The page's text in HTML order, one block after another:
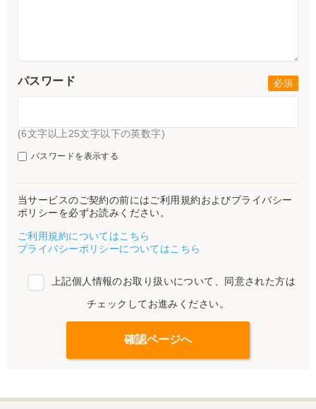
パスワード
(6文字以上25文字以下の英数字)
パスワードを表示する
当サービスのご契約の前にはご利用規約およびプライバシー
ポリシーを必ずお読みください。
ご利用規約についてはこちら
プライバシーポリシーについてはこちら
上記個人情報のお取り扱いについて、同意された方は
チェックしてお進みください。